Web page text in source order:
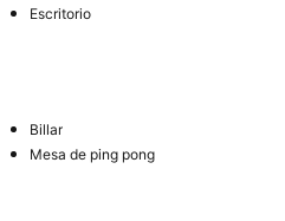
Escritorio
Billar
Mesa de ping pong